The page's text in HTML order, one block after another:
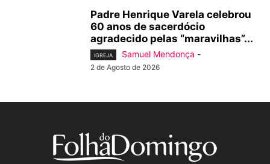
Padre Henrique Varela celebrou
60 anos de sacerdócio
agradecido pelas “maravilhas”...
IGREJA Samuel Mendonça -
2 de Agosto de 2026